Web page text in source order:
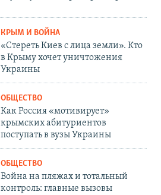
КРЫМ И ВОЙНА
«Стереть Киев с лица земли». Кто
в Крыму хочет уничтожения
Украины
ОБЩЕСТВО
Как Россия «мотивирует»
крымских абитуриентов
поступать в вузы Украины
ОБЩЕСТВО
Война на пляжах и тотальный
контроль: главные вызовы